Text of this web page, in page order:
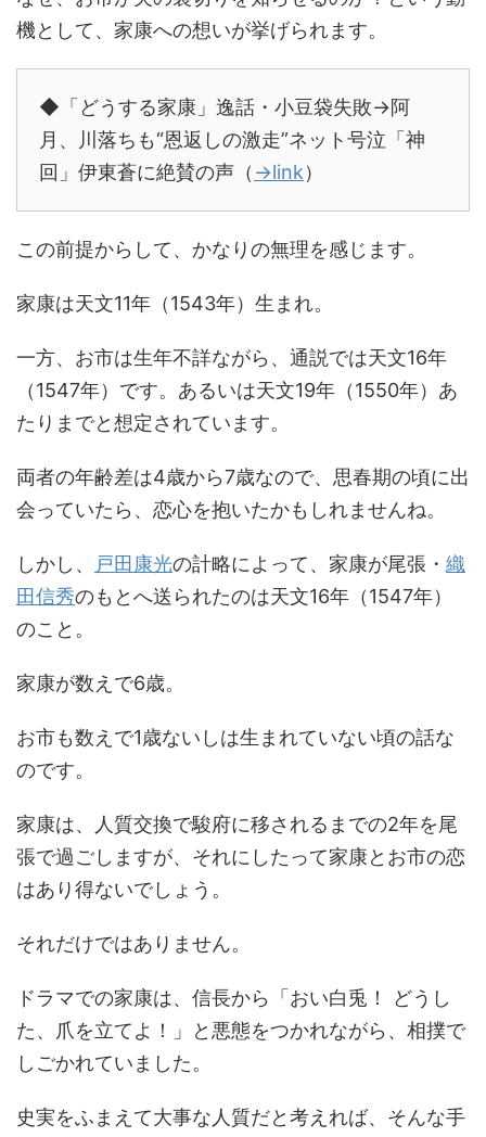
機として、家康への想いが挙げられます。
◆「どうする家康」逸話・小豆袋失敗→阿
月、川落ちも“恩返しの激走”ネット号泣「神
回」伊東蒼に絶賛の声（ →link）
この前提からして、かなりの無理を感じます。
家康は天文11年（1543年）生まれ。
一方、お市は生年不詳ながら、通説では天文16年
（1547年）です。あるいは天文19年（1550年）あ
たりまでと想定されています。
両者の年齢差は4歳から7歳なので、思春期の頃に出
会っていたら、恋心を抱いたかもしれませんね。
しかし、 戸田康光の計略によって、家康が尾張・ 織
田信秀のもとへ送られたのは天文16年（1547年）
のこと。
家康が数えで6歳。
お市も数えで1歳ないしは生まれていない頃の話な
のです。
家康は、人質交換で駿府に移されるまでの2年を尾
張で過ごしますが、それにしたって家康とお市の恋
はあり得ないでしょう。
それだけではありません。
ドラマでの家康は、信長から「おい白兎！ どうし
た、爪を立てよ！」と悪態をつかれながら、相撲で
しごかれていました。
史実をふまえて大事な人質だと考えれば、そんな手